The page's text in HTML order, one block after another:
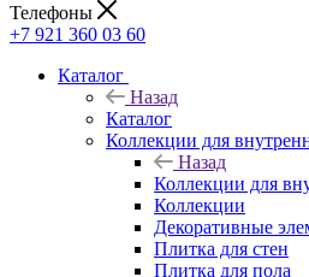
Телефоны
+7 921 360 03 60
Каталог
Назад
Каталог
Коллекции для
Назад
Коллекции для
Коллекции
Декоративные
Плитка для стен
Плитка для пола